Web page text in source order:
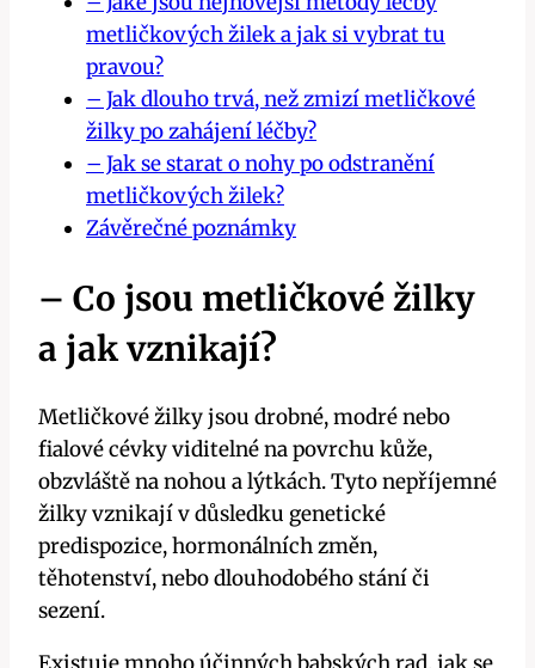
metličkových žilek a jak si vybrat tu
pravou?
– Jak dlouho trvá, než zmizí metličkové
žilky po zahájení léčby?
– Jak se starat o nohy po ‍odstranění⁢
metličkových žilek?
Závěrečné poznámky
– ​Co jsou metličkové žilky⁣
a jak vznikají?
Metličkové žilky jsou drobné, modré ‍nebo
fialové cévky viditelné na povrchu ​kůže,
‌obzvláště na nohou a lýtkách. Tyto nepříjemné
žilky vznikají v důsledku genetické
predispozice, hormonálních změn,
těhotenství, ⁢nebo dlouhodobého stání či
sezení.